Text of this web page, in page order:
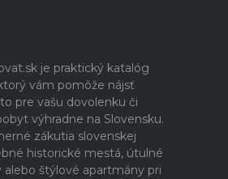
je praktický katalóg
vám pomôže nájsť
pre vašu dovolenku či
výhradne na Slovensku.
zákutia slovenskej
historické mestá, útulné
alebo štýlové apartmány pri